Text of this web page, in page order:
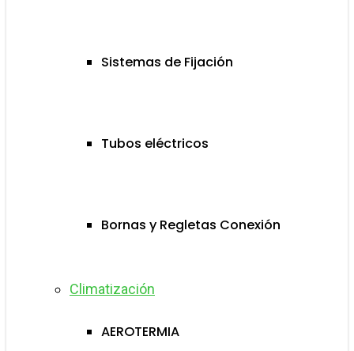
Sistemas de Fijación
Tubos eléctricos
Bornas y Regletas Conexión
Climatización
AEROTERMIA